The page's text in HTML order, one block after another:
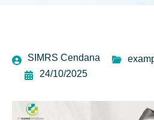
SIMRS Cendana
24/10/2025